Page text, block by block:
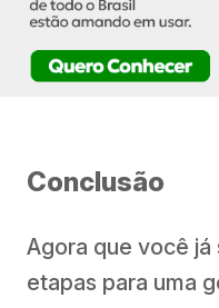
Conclusão
Agora que você já
etapas para uma